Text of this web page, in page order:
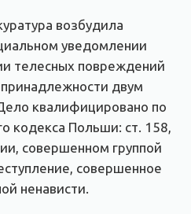
возбудила
уведомлении
телесных повреждений
двум
квалифицировано по
кодекса Польши: ст. 158,
совершенном группой
совершенное
ненависти.